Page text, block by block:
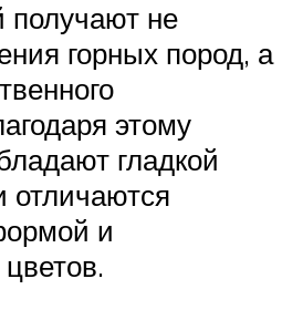
получают не
горных пород, а
этому
гладкой
отличаются
и